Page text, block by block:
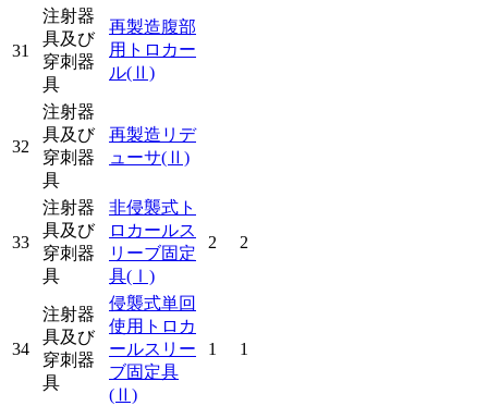
31
注射器
具及び
穿刺器
具
再製造腹部
用トロカー
ル(Ⅱ)
32
注射器
具及び
穿刺器
具
再製造リデ
ューサ(Ⅱ)
33
注射器
具及び
穿刺器
具
非侵襲式ト
ロカールス
リーブ固定
具(Ⅰ)
2 2
34
注射器
具及び
穿刺器
具
侵襲式単回
使用トロカ
ールスリー
ブ固定具
(Ⅱ)
1 1